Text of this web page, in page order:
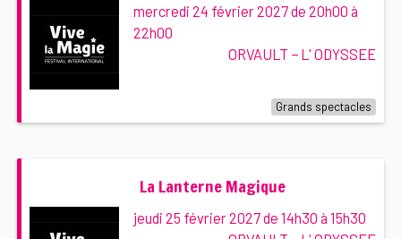
mercredi 24 février 2027 de 20h00 à
22h00
ORVAULT − L' ODYSSEE
Grands spectacles
La Lanterne Magique
jeudi 25 février 2027 de 14h30 à 15h30